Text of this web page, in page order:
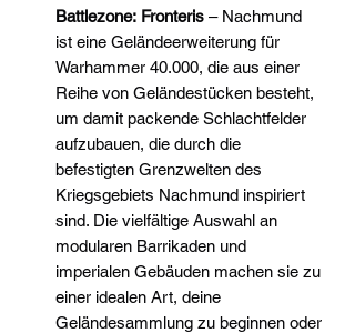
Battlezone: Fronteris – Nachmund
ist eine Geländeerweiterung für
Warhammer 40.000, die aus einer
Reihe von Geländestücken besteht,
um damit packende Schlachtfelder
aufzubauen, die durch die
befestigten Grenzwelten des
Kriegsgebiets Nachmund inspiriert
sind. Die vielfältige Auswahl an
modularen Barrikaden und
imperialen Gebäuden machen sie zu
einer idealen Art, deine
Geländesammlung zu beginnen oder